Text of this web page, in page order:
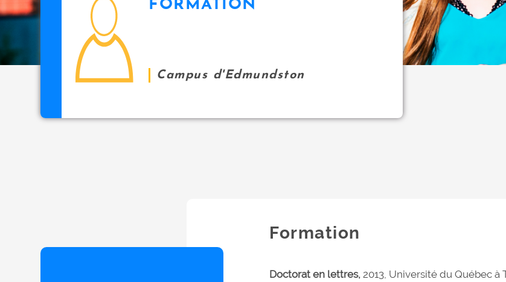
i
FORMATION
Campus d'Edmundston
Formation
Doctorat en lettres, 2013, Université du Québec à